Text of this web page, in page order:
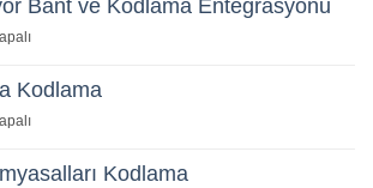
Bant ve Kodlama Entegrasyonu
Kodlama
Kodlama